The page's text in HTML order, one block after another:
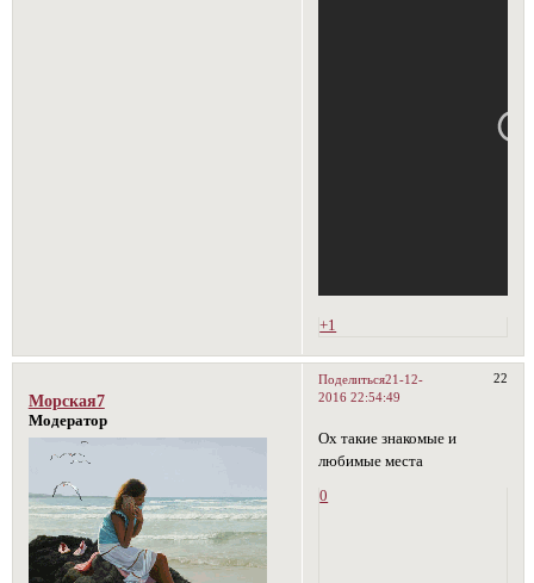
+1
Поделиться 22
21-12-
2016 22:54:49
Морская7
Модератор
Ох такие знакомые и
любимые места
0